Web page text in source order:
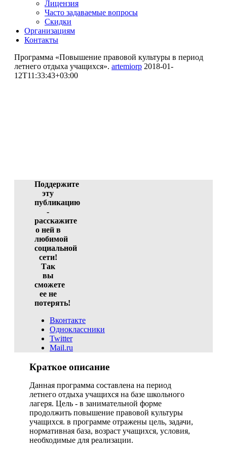
Лицензия
Часто задаваемые вопросы
Скидки
Организациям
Контакты
Программа «Повышение правовой культуры в период
летнего отдыха учащихся». artemiorp 2018-01-
12T11:33:43+03:00
Поддержите
эту
публикацию
-
расскажите
о ней в
любимой
социальной
сети!
Так
вы
сможете
ее не
потерять!
Вконтакте
Одноклассники
Twitter
Mail.ru
Краткое описание
Данная программа составлена на период
летнего отдыха учащихся на базе школьного
лагеря. Цель - в занимательной форме
продолжить повышение правовой культуры
учащихся. в программе отражены цель, задачи,
нормативная база, возраст учащихся, условия,
необходимые для реализации.